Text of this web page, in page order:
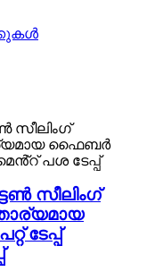
സീലിംഗ്
ടേപ്പ്